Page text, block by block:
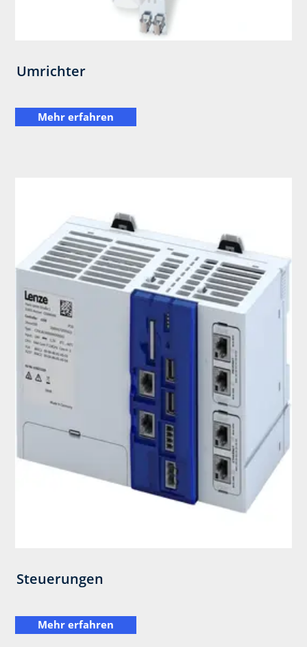
Umrichter
Mehr erfahren
Steuerungen
Mehr erfahren